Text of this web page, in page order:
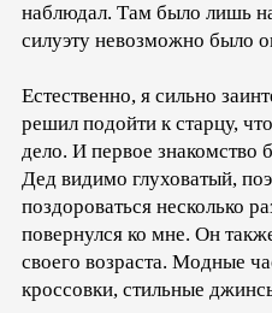
наблюдал. Там было лишь
силуэту невозможно было
Естественно, я сильно
решил подойти к старцу,
дело. И первое знакомство
Дед видимо глуховатый,
поздороваться несколько
повернулся ко мне. Он
своего возраста. Модные
кроссовки, стильные